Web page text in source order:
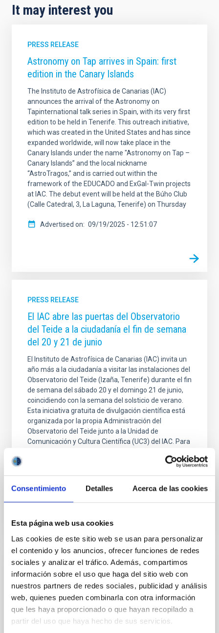
Consentimiento Detalles Acerca de las cookies
Esta página web usa cookies
Las cookies de este sitio web se usan para personalizar
el contenido y los anuncios, ofrecer funciones de redes
sociales y analizar el tráfico. Además, compartimos
información sobre el uso que haga del sitio web con
nuestros partners de redes sociales, publicidad y análisis
web, quienes pueden combinarla con otra información
que les haya proporcionado o que hayan recopilado a
partir del uso que haya hecho de sus servicios.
It may interest you
PRESS RELEASE
Astronomy on Tap arrives in Spain: first
edition in the Canary Islands
The Instituto de Astrofísica de Canarias (IAC)
announces the arrival of the Astronomy on
Tapinternational talk series in Spain, with its very first
edition to be held in Tenerife. This outreach initiative,
which was created in the United States and has since
expanded worldwide, will now take place in the
Canary Islands under the name "Astronomy on Tap –
Canary Islands” and the local nickname
“AstroTragos,” and is carried out within the
framework of the EDUCADO and ExGal-Twin projects
at IAC. The debut event will be held at the Búho Club
(Calle Catedral, 3, La Laguna, Tenerife) on Thursday
Advertised on 09/19/2025 - 12:51:07
PRESS RELEASE
El IAC abre las puertas del Observatorio
del Teide a la ciudadanía el fin de semana
del 20 y 21 de junio
El Instituto de Astrofísica de Canarias (IAC) invita un
año más a la ciudadanía a visitar las instalaciones del
Observatorio del Teide (Izaña, Tenerife) durante el fin
de semana del sábado 20 y el domingo 21 de junio,
coincidiendo con la semana del solsticio de verano.
Esta iniciativa gratuita de divulgación científica está
organizada por la propia Administración del
Observatorio del Teide junto a la Unidad de
Comunicación y Cultura Científica (UC3) del IAC. Para
siguiente formulario que se abre el día 1 de junio a las
Advertised on 05/28/2026 - 12:14:48
PRESS RELEASE
SCALE 2026 convierte Tenerife en
epicentro internacional de la cosmología y
la física fundamental
El proyecto UNDARK del Instituto de Astrofísica de